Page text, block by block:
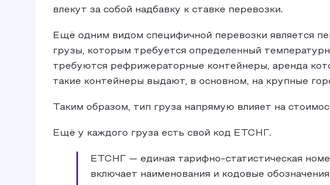
влекут за собой надбавку к ставке перевозки.
Ещё одним видом специфичной перевозки является
грузы, которым требуется определенный
требуются рефрижераторные контейнеры, аренда
такие контейнеры выдают, в основном, на крупные
Таким образом, тип груза напрямую влияет на
Ещё у каждого груза есть свой код ЕТСНГ.
ЕТСНГ — единая тарифно-статистическая
включает наименования и кодовые